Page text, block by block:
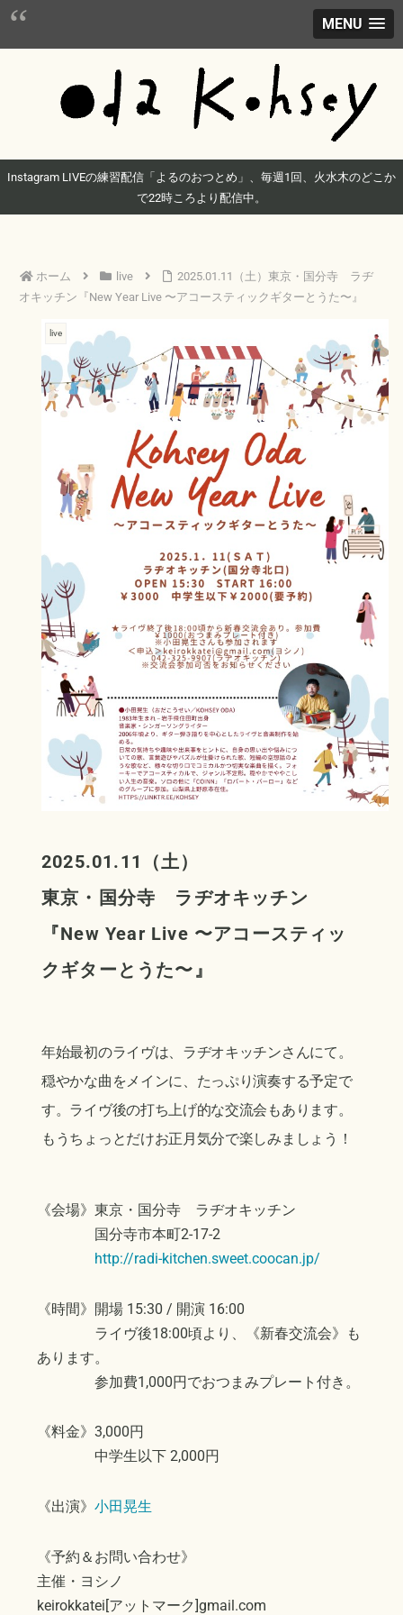
MENU
Instagram LIVEの練習配信「よるのおつとめ」、毎週1回、火水木のどこか
で22時ころより配信中。
ホーム live
2025.01.11（土）東京・国分寺 ラヂ
オキッチン『New Year Live 〜アコースティックギターとうた〜』
live
2025.01.11（土）
東京・国分寺 ラヂオキッチン
『New Year Live 〜アコースティッ
クギターとうた〜』
年始最初のライヴは、ラヂオキッチンさんにて。
穏やかな曲をメインに、たっぷり演奏する予定で
す。ライヴ後の打ち上げ的な交流会もあります。
もうちょっとだけお正月気分で楽しみましょう！
《会場》東京・国分寺 ラヂオキッチン
国分寺市本町2-17-2
http://radi-kitchen.sweet.coocan.jp/
《時間》開場 15:30 / 開演 16:00
ライヴ後18:00頃より、《新春交流会》も
あります。
参加費1,000円でおつまみプレート付き。
《料金》3,000円
中学生以下 2,000円
《出演》 小田晃生
《予約＆お問い合わせ》
主催・ヨシノ
keirokkatei[アットマーク]gmail.com